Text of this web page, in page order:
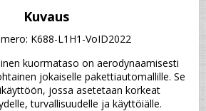
Kuvaus
K688-L1H1-VoID2022
kuormataso on aerodynaamisesti
jokaiselle pakettiautomallille. Se
jossa asetetaan korkeat
turvallisuudelle ja käyttöiälle.